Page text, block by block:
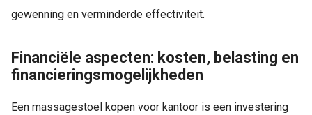
gewenning en verminderde effectiviteit.
Financiële aspecten: kosten, belasting en
financieringsmogelijkheden
Een massagestoel kopen voor kantoor is een investering